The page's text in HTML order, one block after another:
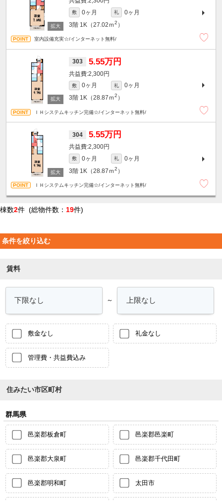
敷 0ヶ月 礼
0ヶ月
3階 1K（27.02ｍ2 ）
室内設備充実☆/インターネット無料/
303 5.55万円
2,300円
敷 0ヶ月 礼
0ヶ月
3階 1K（28.87ｍ2 ）
ＩＨシステムキッチン完備☆/インターネット無料/
304 5.55万円
2,300円
敷 0ヶ月 礼
0ヶ月
3階 1K（28.87ｍ2 ）
ＩＨシステムキッチン完備☆/インターネット無料/
棟数2件 (総物件数： 19件)
条件を絞り込む
賃料
～
敷金なし 礼金なし
管理費・共益費込み
住みたい市区町村
群馬県
邑楽郡板倉町 邑楽郡邑楽町
邑楽郡大泉町 邑楽郡千代田町
邑楽郡明和町 太田市